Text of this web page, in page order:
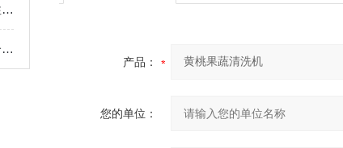
全自动炒锅的智能化程度和功能性将会不断提高
选择肉类切片机我们应该注意的一些细节问题!
产品：
您的单位：